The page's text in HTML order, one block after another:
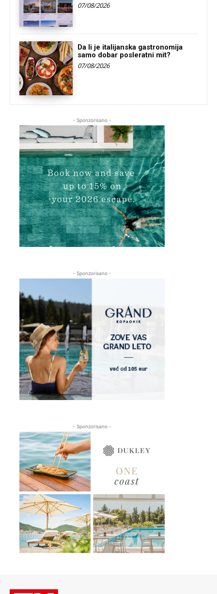
07/08/2026
Da li je italijanska gastronomija
samo dobar posleratni mit?
07/08/2026
- Sponzorisano -
- Sponzorisano -
- Sponzorisano -